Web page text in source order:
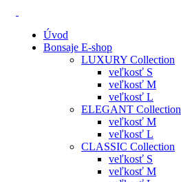
Úvod
Bonsaje E-shop
LUXURY Collection
veľkosť S
veľkosť M
veľkosť L
ELEGANT Collection
veľkosť M
veľkosť L
CLASSIC Collection
veľkosť S
veľkosť M